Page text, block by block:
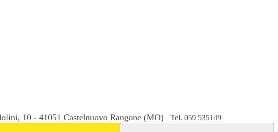
10 - 41051 Castelnuovo Rangone (MO) Tel. 059 535149